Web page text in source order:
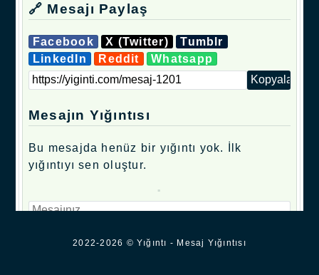
🔗 Mesajı Paylaş
Facebook X (Twitter)
Tumblr
LinkedIn
Reddit Whatsapp
Mesajın Yığıntısı
Bu mesajda henüz bir yığıntı yok. İlk
yığıntıyı sen oluştur.
.
2022-2026 © Yığıntı - Mesaj Yığıntısı